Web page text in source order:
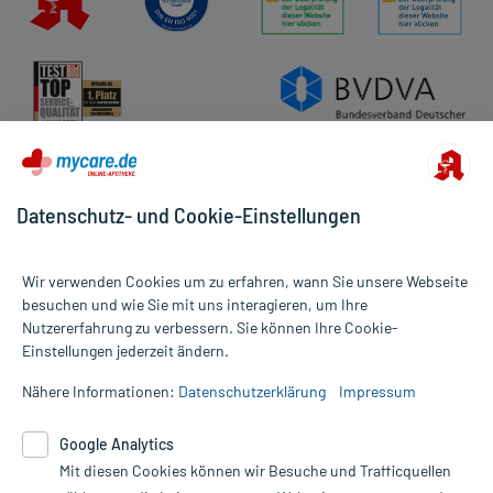
Alle Preise gelten inkl. MwSt., ggf. zzgl. Versandkosten
Informationen auf dieser Website werden ausschließlich für
die Untersuchung und Behandlung durch einen Arzt. Bitte
Therapien eingeleitet werden können. | Diese Webseite benutzt
Google Analytics. Lesen Sie bitte dazu die wichtigen Hinweise in
Datenschutz- und Cookie-Einstellungen
Wir verwenden Cookies um zu erfahren, wann Sie unsere Webseite
besuchen und wie Sie mit uns interagieren, um Ihre
Nutzererfahrung zu verbessern. Sie können Ihre Cookie-
Einstellungen jederzeit ändern.
Nähere Informationen: Datenschutzerklärung Impressum
Google Analytics
Mit diesen Cookies können wir Besuche und Trafficquellen